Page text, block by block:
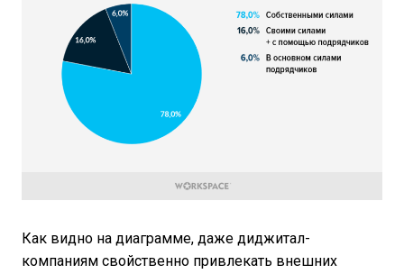
Как видно на диаграмме, даже диджитал-
компаниям свойственно привлекать внешних